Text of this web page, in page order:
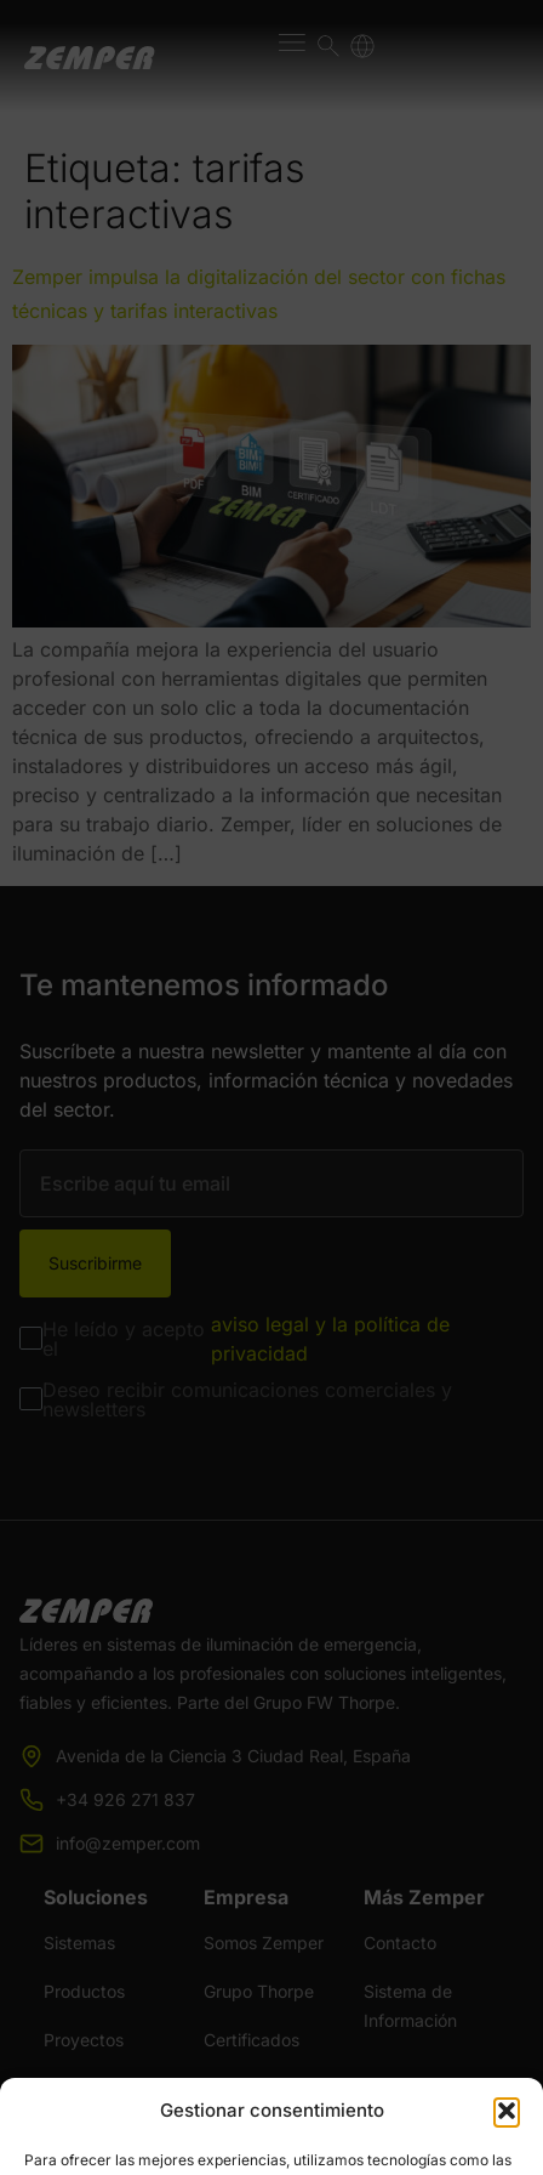
Gestionar consentimiento
Para ofrecer las mejores experiencias, utilizamos tecnologías como las
Etiqueta: tarifas
interactivas
Zemper impulsa la digitalización del sector con fichas
técnicas y tarifas interactivas
La compañía mejora la experiencia del usuario
profesional con herramientas digitales que permiten
acceder con un solo clic a toda la documentación
técnica de sus productos, ofreciendo a arquitectos,
instaladores y distribuidores un acceso más ágil,
preciso y centralizado a la información que necesitan
para su trabajo diario. Zemper, líder en soluciones de
iluminación de […]
Te mantenemos informado
Suscríbete a nuestra newsletter y mantente al día con
nuestros productos, información técnica y novedades
del sector.
Suscribirme
aviso legal y la política de
privacidad
Líderes en sistemas de iluminación de emergencia,
acompañando a los profesionales con soluciones inteligentes,
fiables y eficientes. Parte del Grupo FW Thorpe.
Avenida de la Ciencia 3 Ciudad Real, España
+34 926 271 837
info@zemper.com
Soluciones
Sistemas
Productos
Proyectos
Empresa
Somos Zemper
Grupo Thorpe
Certificados
Más Zemper
Contacto
Sistema de
Información